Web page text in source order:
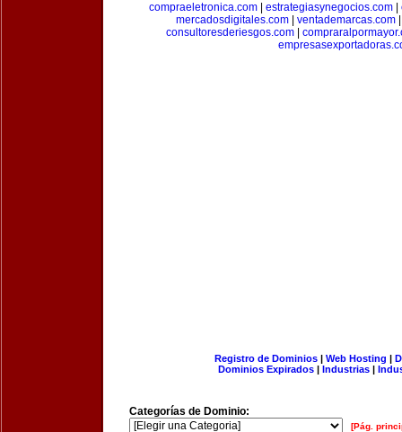
compraeletronica.com
estrategiasynegocios.com
mercadosdigitales.com| ventademarcas.com
consultoresderiesgos.com
Registro de Dominios| Web Hosting |
Dominios Expirados | Industrias |
Categorías de Dominio:
[Pág.